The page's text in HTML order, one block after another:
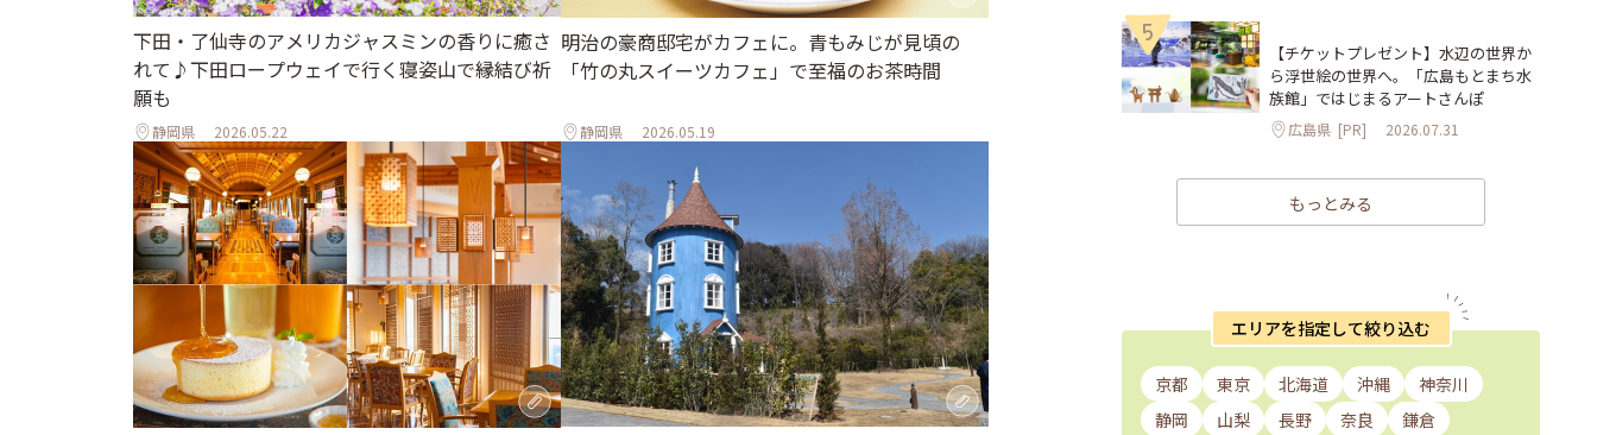
下田・了仙寺のアメリカジャスミンの香りに癒さ
れて♪下田ロープウェイで行く寝姿山で縁結び祈
願も
静岡県 2026.05.22
明治の豪商邸宅がカフェに。青もみじが見頃の
「竹の丸スイーツカフェ」で至福のお茶時間
静岡県 2026.05.19
5
【チケットプレゼント】水辺の世界か
ら浮世絵の世界へ。「広島もとまち水
族館」ではじまるアートさんぽ
広島県 [PR] 2026.07.31
もっとみる
エリアを指定して絞り込む
京都 東京 北海道 沖縄
神奈川
静岡
山梨 長野 奈良 鎌倉